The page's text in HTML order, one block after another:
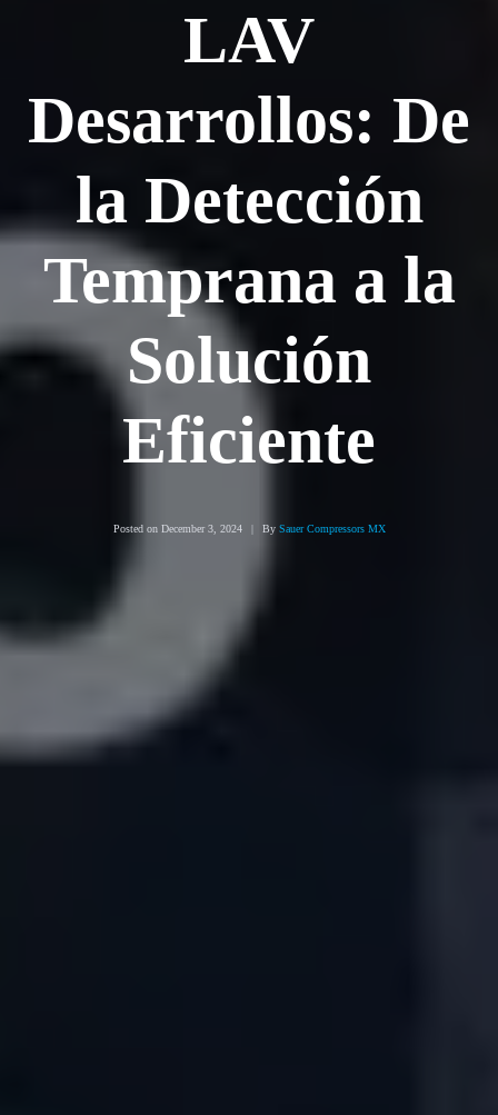
LAV
Desarrollos: De
la Detección
Temprana a la
Solución
Eficiente
Posted on December 3, 2024 By Sauer Compressors MX